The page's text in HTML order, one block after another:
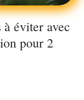
éviter avec
pour 2